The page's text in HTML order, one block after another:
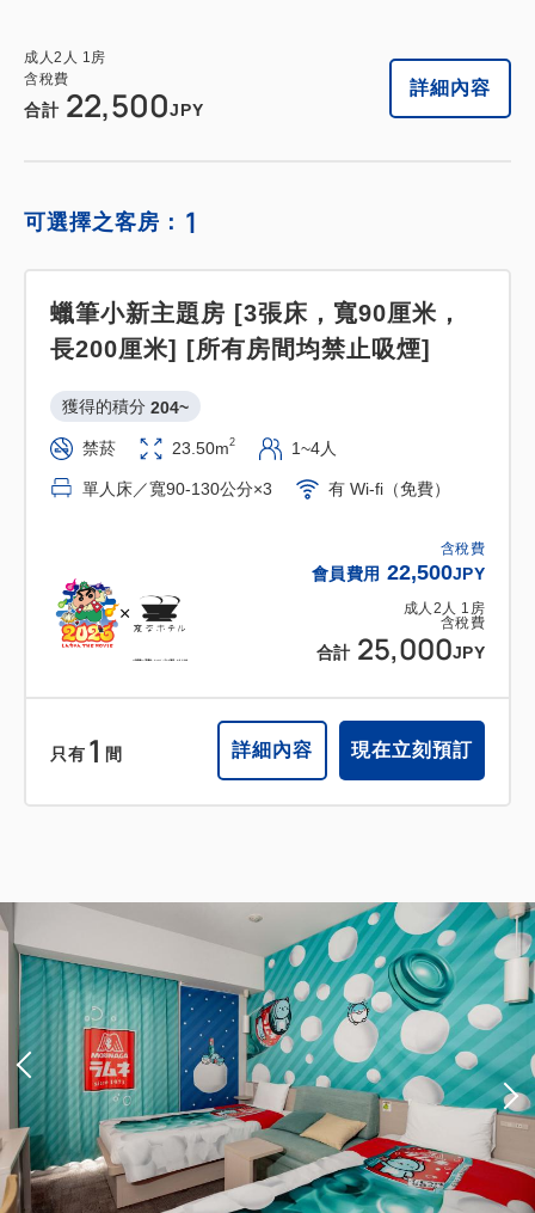
成人2 人 1房
含稅費
合計 22,500JPY
詳細內容
可選擇之客房： 1
含稅費
會員費用 22,500JPY
成人 2 人 1 房
含稅費
合計 25,000JPY
蠟筆小新主題房 [3張床，寬90厘米，
長200厘米] [所有房間均禁止吸煙]
獲得的積分 204~
禁菸 23.50m2 1~4人
單人床／寬90-130公分×3 有 Wi-fi（免費）
只有 1 間 詳細內容 現在立刻預訂